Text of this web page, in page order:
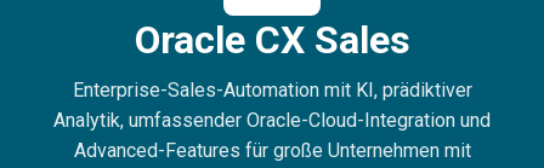
Oracle CX Sales
Enterprise-Sales-Automation mit KI, prädiktiver
Analytik, umfassender Oracle-Cloud-Integration und
Advanced-Features für große Unternehmen mit